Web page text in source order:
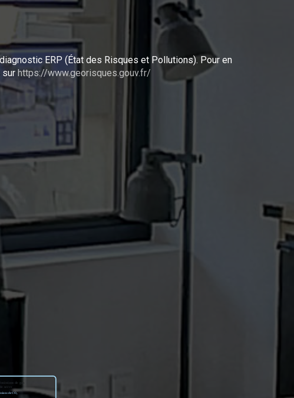
ERP (État des Risques et Pollutions). Pour en
sur https://www.georisques.gouv.fr/